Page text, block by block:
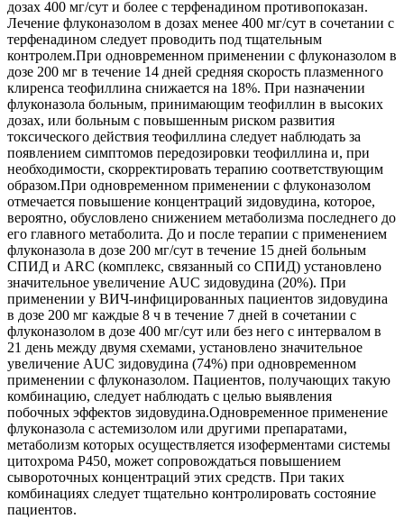
дозах 400 мг/сут и более с терфенадином противопоказан.
Лечение флуконазолом в дозах менее 400 мг/сут в сочетании с
терфенадином следует проводить под тщательным
контролем.При одновременном применении с флуконазолом в
дозе 200 мг в течение 14 дней средняя скорость плазменного
клиренса теофиллина снижается на 18%. При назначении
флуконазола больным, принимающим теофиллин в высоких
дозах, или больным с повышенным риском развития
токсического действия теофиллина следует наблюдать за
появлением симптомов передозировки теофиллина и, при
необходимости, скорректировать терапию соответствующим
образом.При одновременном применении с флуконазолом
отмечается повышение концентраций зидовудина, которое,
вероятно, обусловлено снижением метаболизма последнего до
его главного метаболита. До и после терапии с применением
флуконазола в дозе 200 мг/сут в течение 15 дней больным
СПИД и ARC (комплекс, связанный со СПИД) установлено
значительное увеличение AUC зидовудина (20%). При
применении у ВИЧ-инфицированных пациентов зидовудина
в дозе 200 мг каждые 8 ч в течение 7 дней в сочетании с
флуконазолом в дозе 400 мг/сут или без него с интервалом в
21 день между двумя схемами, установлено значительное
увеличение AUC зидовудина (74%) при одновременном
применении с флуконазолом. Пациентов, получающих такую
комбинацию, следует наблюдать с целью выявления
побочных эффектов зидовудина.Одновременное применение
флуконазола с астемизолом или другими препаратами,
метаболизм которых осуществляется изоферментами системы
цитохрома Р450, может сопровождаться повышением
сывороточных концентраций этих средств. При таких
комбинациях следует тщательно контролировать состояние
пациентов.